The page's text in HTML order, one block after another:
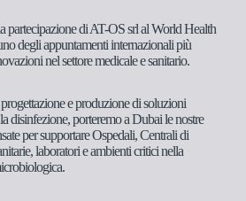
partecipazione di AT-OS srl al World Health
degli appuntamenti internazionali più
nel settore medicale e sanitario.
e produzione di soluzioni
disinfezione, porteremo a Dubai le nostre
per supportare Ospedali, Centrali di
laboratori e ambienti critici nella